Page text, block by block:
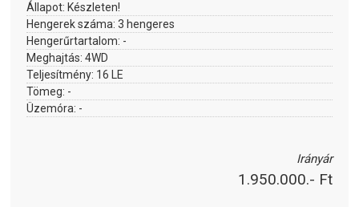
Állapot: Készleten!
Hengerek száma:3 hengeres
Hengerűrtartalom: -
Meghajtás:4WD
Teljesítmény: 16 LE
Tömeg: -
Üzemóra: -
Irányár
1.950.000.- Ft